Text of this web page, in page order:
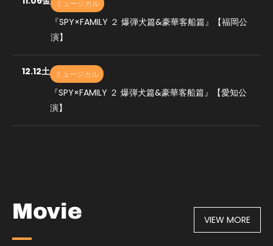
ミュージカル
『SPY×FAMILY ２ 爆弾犬篇&豪華客船篇』【福岡公
演】
12.12土 ミュージカル
『SPY×FAMILY ２ 爆弾犬篇&豪華客船篇』【愛知公
演】
VIEW MORE